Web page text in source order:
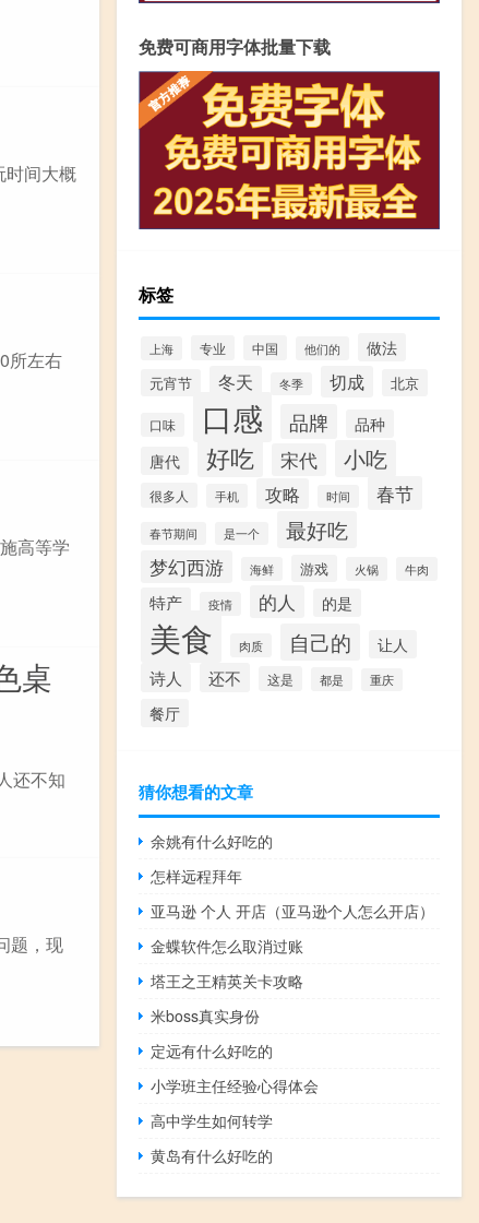
时间大概
所左右
高等学
桌
还不知
题，现
免费可商用字体批量下载
标签
上海 专业 中国 他们的 做法
元宵节 冬天 冬季 切成 北京
口味 口感 品牌
品种
唐代
好吃 宋代 小吃
很多人 手机 攻略 时间 春节
春节期间 是一个 最好吃
梦幻西游 海鲜 游戏 火锅 牛肉
特产 疫情 的人 的是
美食 肉质 自己的 让人
诗人 还不 这是 都是 重庆
餐厅
猜你想看的文章
余姚有什么好吃的
怎样远程拜年
亚马逊 个人 开店（亚马逊个人怎么开店）
金蝶软件怎么取消过账
塔王之王精英关卡攻略
米boss真实身份
定远有什么好吃的
小学班主任经验心得体会
高中学生如何转学
黄岛有什么好吃的